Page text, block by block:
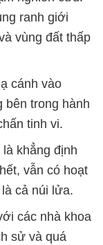
ranh giới
vùng đất thấp
cánh vào
bên trong hành
tinh vi.
khẳng định
vẫn có hoạt
cả núi lửa.
các nhà khoa
sử và quá